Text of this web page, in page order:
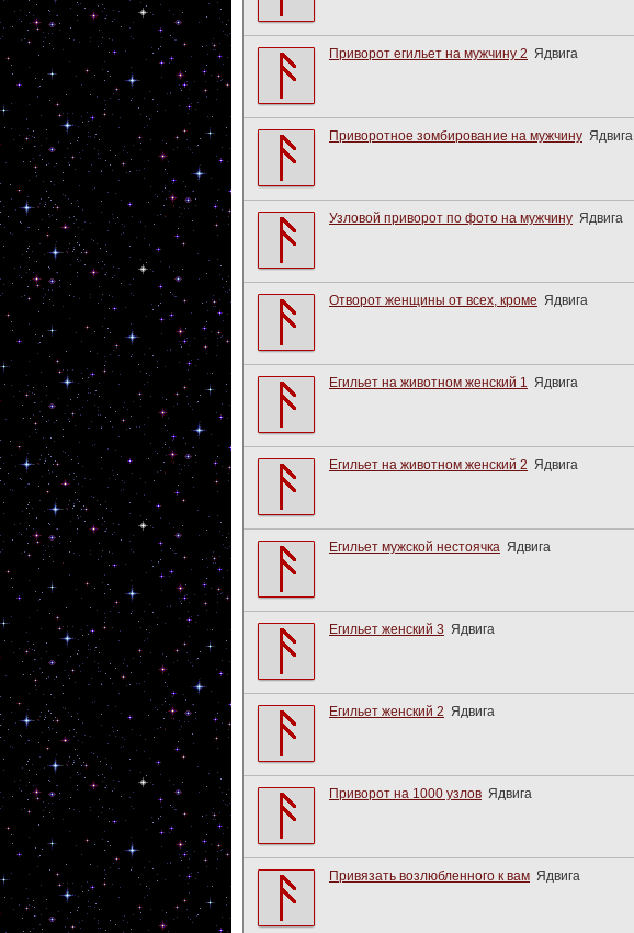
Приворот егильет на мужчину 2 Ядвига
Приворотное зомбирование на мужчину Ядвига
Узловой приворот по фото на мужчину Ядвига
Отворот женщины от всех, кроме Ядвига
Егильет на животном женский 1 Ядвига
Егильет на животном женский 2 Ядвига
Егильет мужской нестоячка Ядвига
Егильет женский 3 Ядвига
Егильет женский 2 Ядвига
Приворот на 1000 узлов Ядвига
Привязать возлюбленного к вам Ядвига